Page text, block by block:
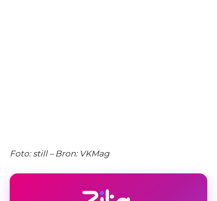
Foto: still – Bron: VKMag